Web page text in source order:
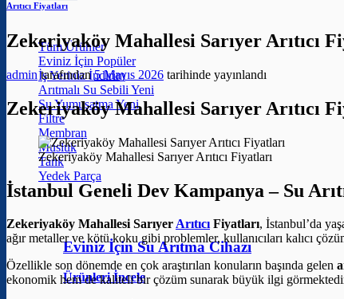
Tüm Ürünler
Eviniz İçin
İş Yeriniz
Arıtmalı Su Sebili
Su Yumuşatma
Filtre
Membran
Musluk
Tank
Yedek Parça
Eviniz İçin Su Arıtma Cihazı
Ürünleri İncele
Arıtıcı Fiyatları
Zekeriyaköy Mahallesi Sarıyer Arıtıcı
admintarafından 5 Mayıs 2026 tarihinde yayınlandı
Zekeriyaköy Mahallesi Sarıyer Arıtıcı
Zekeriyaköy Mahallesi Sarıyer Arıtıcı Fiyatları
İstanbul Geneli Dev Kampanya – Su
Zekeriyaköy Mahallesi SarıyerArıtıcıFiyatları, İstanbul’da
ağır metaller ve kötü koku gibi problemler, kullanıcıları kalıcı
Özellikle son dönemde en çok araştırılan konuların başında gelen
ekonomik hem de kaliteli bir çözüm sunarak büyük ilgi